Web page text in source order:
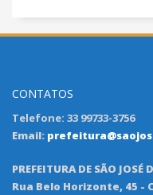
CONTATOS
Telefone: 33 99733-3756
Email:
PREFEITURA DE SÃO JOSÉ
Rua Belo Horizonte, 45 -